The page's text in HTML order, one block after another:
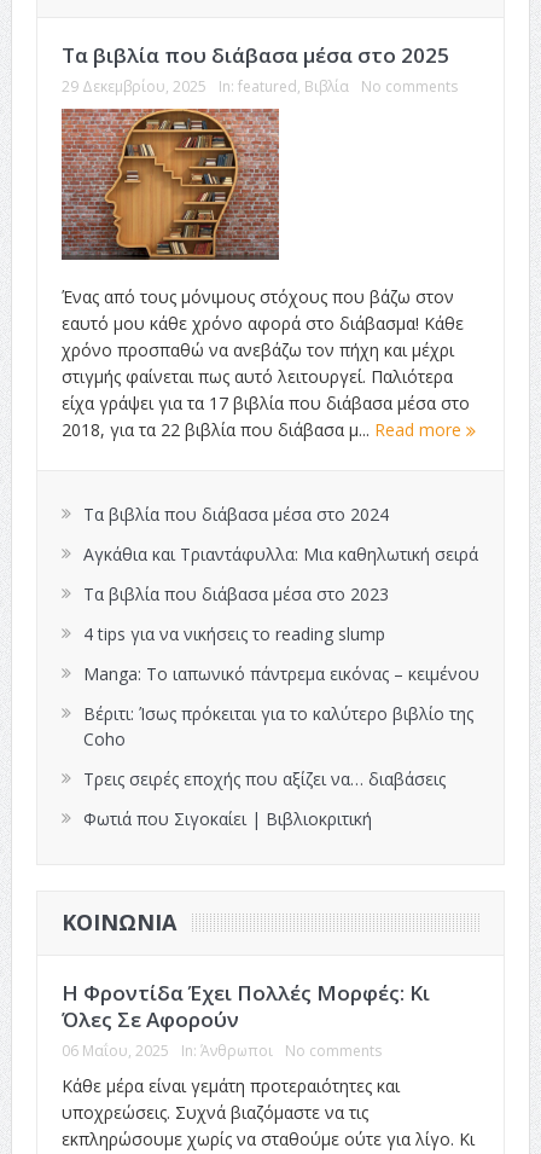
Τα βιβλία που διάβασα μέσα στο 2025
29 Δεκεμβρίου, 2025 In: featured, Βιβλία No comments
Ένας από τους μόνιμους στόχους που βάζω στον
εαυτό μου κάθε χρόνο αφορά στο διάβασμα! Κάθε
χρόνο προσπαθώ να ανεβάζω τον πήχη και μέχρι
στιγμής φαίνεται πως αυτό λειτουργεί. Παλιότερα
είχα γράψει για τα 17 βιβλία που διάβασα μέσα στο
2018, για τα 22 βιβλία που διάβασα μ... Read more
Τα βιβλία που διάβασα μέσα στο 2024
Αγκάθια και Τριαντάφυλλα: Μια καθηλωτική σειρά
Τα βιβλία που διάβασα μέσα στο 2023
4 tips για να νικήσεις το reading slump
Manga: Το ιαπωνικό πάντρεμα εικόνας – κειμένου
Βέριτι: Ίσως πρόκειται για το καλύτερο βιβλίο της
Coho
Τρεις σειρές εποχής που αξίζει να… διαβάσεις
Φωτιά που Σιγοκαίει | Βιβλιοκριτική
ΚΟΙΝΩΝΊΑ
Η Φροντίδα Έχει Πολλές Μορφές: Κι
Όλες Σε Αφορούν
06 Μαΐου, 2025 In: Άνθρωποι No comments
Κάθε μέρα είναι γεμάτη προτεραιότητες και
υποχρεώσεις. Συχνά βιαζόμαστε να τις
εκπληρώσουμε χωρίς να σταθούμε ούτε για λίγο. Κι